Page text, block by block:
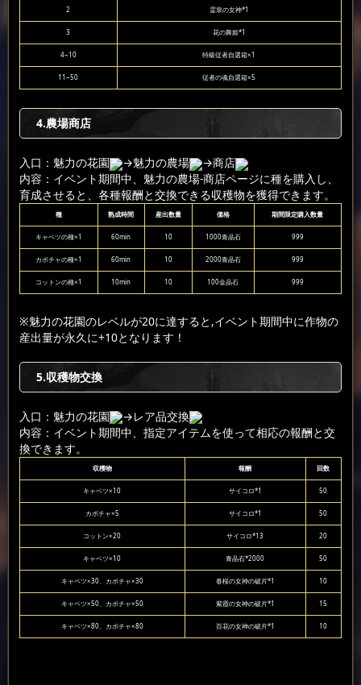
2 霊泉の女神*1
3 花の舞姫*1
4~10 特級従者自選箱×1
11~50 従者の魂自選箱×5
4.農場商店
入口：魅力の花園 →魅力の農場
→商店
内容：イベント期間中、魅力の農場-商店ページに種を購入し、
育成させると、各種報酬と交換できる収穫物を獲得できます。
種 熟成時間 産出数量 価格 期間限定購入数量
キャベツの種×1 60min 10 1000青晶石 999
カボチャの種×1 60min 10 2000青晶石 999
コットンの種×1 10min 10 100金晶石 999
※魅力の花園のレベルが20に達すると,イベント期間中に作物の
産出量が永久に+10となります！
5.収穫物交換
入口：魅力の花園
→レア品交換
内容：イベント期間中、指定アイテムを使って相応の報酬と交
換できます。
収穫物 報酬 回数
キャベツ×10 サイコロ*1 50
カボチャ×5 サイコロ*1 50
コットン×20 サイコロ*13 20
キャベツ×10 青晶石*2000 50
キャベツ×30、カボチャ×30 春桜の女神の破片*1 10
キャベツ×50、カボチャ×50 紫霞の女神の破片*1 15
キャベツ×80、カボチャ×80 百花の女神の破片*1 10